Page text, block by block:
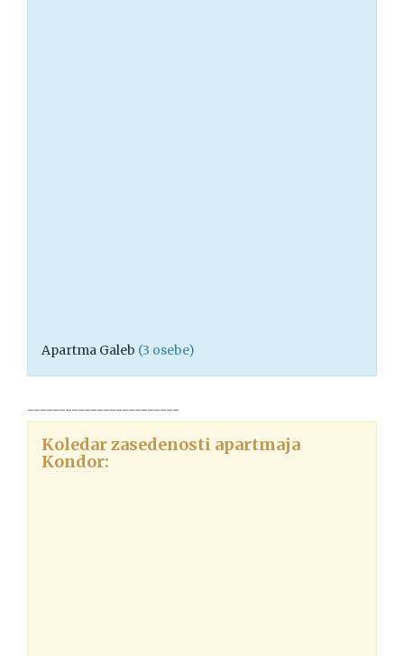
Apartma Galeb (3 osebe)
------------------------
Koledar zasedenosti apartmaja
Kondor: